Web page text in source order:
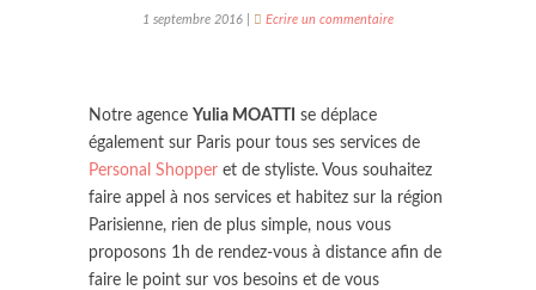
1 septembre 2016 | Ecrire un commentaire
Notre agence Yulia MOATTI
se déplace
également sur Paris pour tous ses services de
Personal Shopper et de styliste. Vous souhaitez
faire appel à nos services et habitez sur la région
Parisienne, rien de plus simple, nous vous
proposons 1h de rendez-vous à distance afin de
faire le point sur vos besoins et de vous